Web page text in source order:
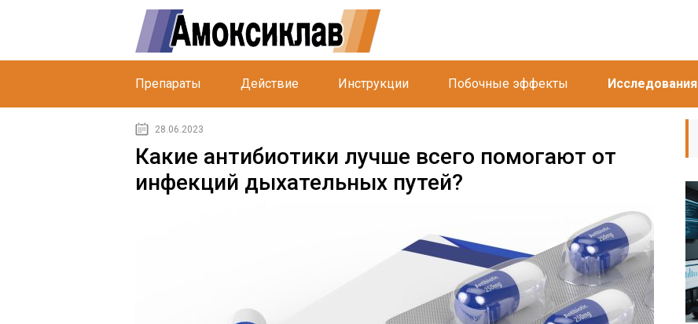
Препараты Действие Инструкции Побочные эффекты Исследования
28.06.2023
Какие антибиотики лучше всего помогают от
инфекций дыхательных путей?